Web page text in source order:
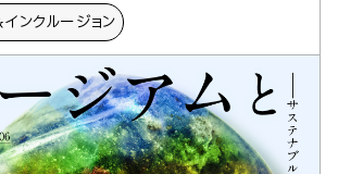
ンクルージョン